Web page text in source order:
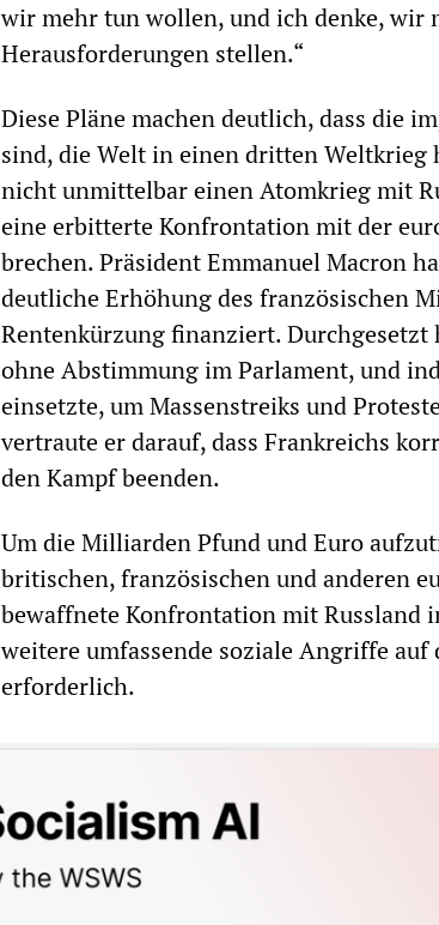
wir mehr tun wollen, und ich denke, wir
Herausforderungen stellen.“
Diese Pläne machen deutlich, dass die
sind, die Welt in einen dritten Weltkrieg
nicht unmittelbar einen Atomkrieg mit
eine erbitterte Konfrontation mit der
brechen. Präsident Emmanuel Macron
deutliche Erhöhung des französischen
Rentenkürzung finanziert. Durchgesetzt
ohne Abstimmung im Parlament, und
einsetzte, um Massenstreiks und
vertraute er darauf, dass Frankreichs
den Kampf beenden.
Um die Milliarden Pfund und Euro
britischen, französischen und anderen
bewaffnete Konfrontation mit Russland
weitere umfassende soziale Angriffe
erforderlich.